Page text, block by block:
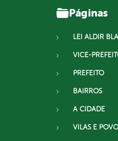
Páginas
LEI ALDIR
VICE-
PREFEITO
BAIRROS
A CIDADE
VILAS E